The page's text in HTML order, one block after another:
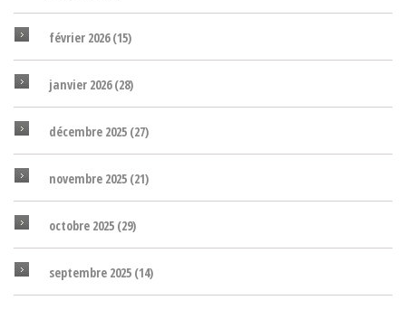
février 2026(15)
janvier 2026(28)
décembre 2025 (27)
novembre 2025 (21)
octobre 2025 (29)
septembre 2025 (14)